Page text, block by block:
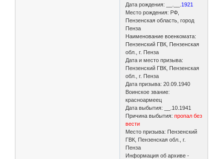
Дата рождения: __.__. 1921
Место рождения: РФ,
Пензенская область, город
Пенза
Наименование военкомата:
Пензенский ГВК, Пензенская
обл., г. Пенза
Дата и место призыва:
Пензенский ГВК, Пензенская
обл., г. Пенза
Дата призыва: 20.09.1940
Воинское звание:
красноармеец
Дата выбытия: __.10.1941
Причина выбытия:пропал без
вести
Место призыва: Пензенский
ГВК, Пензенская обл., г.
Пенза
Информация об архиве -